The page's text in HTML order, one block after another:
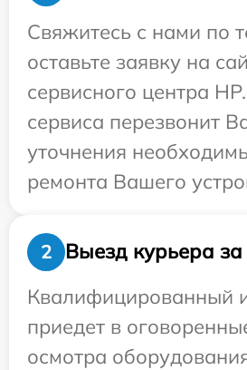
Свяжитесь с нами по
оставьте заявку на
сервисного центра
сервиса перезвонит
уточнения
ремонта Вашего
2
Выезд курьера
Квалифицированный
приедет в
осмотра